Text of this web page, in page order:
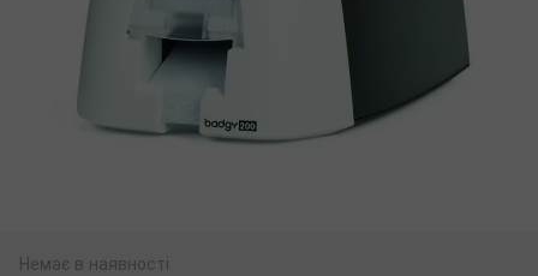
Немає в наявності